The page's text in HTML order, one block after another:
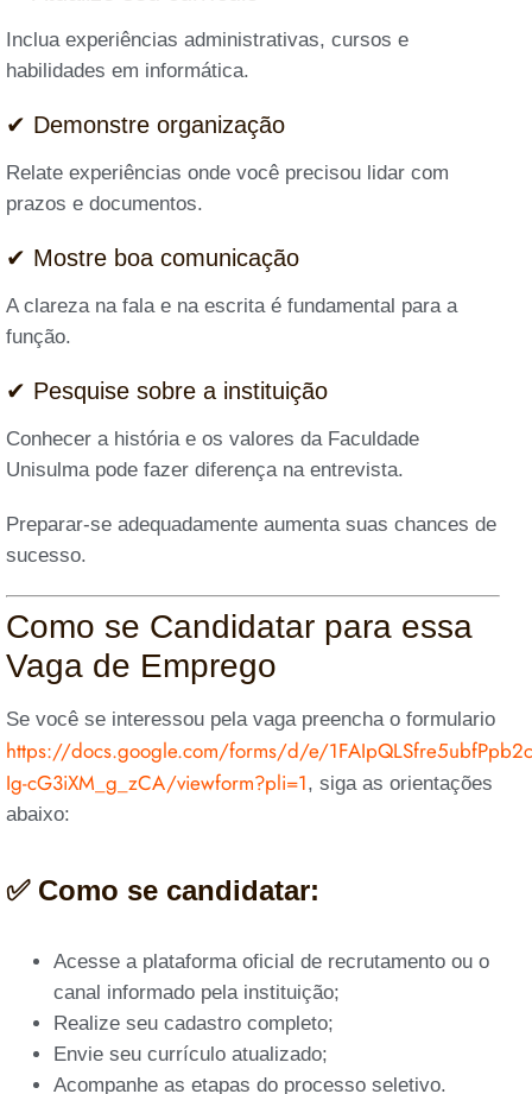
Inclua experiências administrativas, cursos e
habilidades em informática.
✔ Demonstre organização
Relate experiências onde você precisou lidar com
prazos e documentos.
✔ Mostre boa comunicação
A clareza na fala e na escrita é fundamental para a
função.
✔ Pesquise sobre a instituição
Conhecer a história e os valores da Faculdade
Unisulma pode fazer diferença na entrevista.
Preparar-se adequadamente aumenta suas chances de
sucesso.
Como se Candidatar para essa
Vaga de Emprego
Se você se interessou pela vaga preencha o formulario
https://docs.google.com/forms/d/e/
Ig-cG3iXM_g_zCA/viewform?pli=1, siga as orientações
abaixo:
✅ Como se candidatar:
Acesse a plataforma oficial de recrutamento ou o
canal informado pela instituição;
Realize seu cadastro completo;
Envie seu currículo atualizado;
Acompanhe as etapas do processo seletivo.